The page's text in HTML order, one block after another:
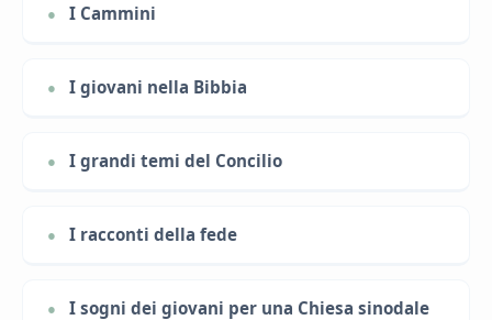
I Cammini
I giovani nella Bibbia
I grandi temi del Concilio
I racconti della fede
I sogni dei giovani per una Chiesa sinodale